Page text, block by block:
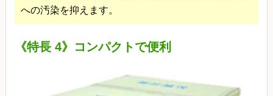
への汚染を抑えます。
《特長 4》コンパクトで便利